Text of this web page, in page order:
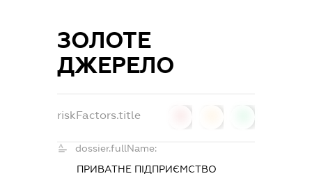
ЗОЛОТЕ
ДЖЕРЕЛО
riskFactors.title
dossier.fullName:
ПРИВАТНЕ ПІДПРИЄМСТВО